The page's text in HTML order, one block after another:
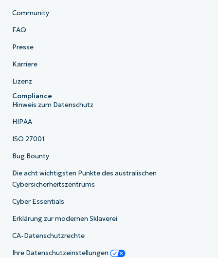
Community
FAQ
Presse
Karriere
Lizenz
Compliance
Hinweis zum Datenschutz
HIPAA
ISO 27001
Bug Bounty
Die acht wichtigsten Punkte des australischen
Cybersicherheitszentrums
Cyber Essentials
Erklärung zur modernen Sklaverei
CA-Datenschutzrechte
Ihre Datenschutzeinstellungen